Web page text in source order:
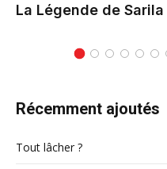
La Légende de Sarila
Récemment ajoutés
Tout lâcher ?